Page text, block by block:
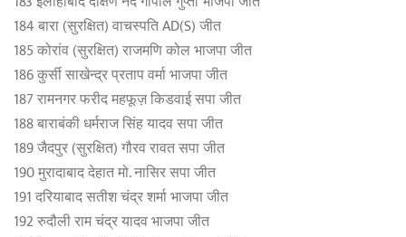
184 बारा (सुरक्षित) वाचस्पत‍ि AD(S) जीत
185 कोरांव (सुरक्षित) राजमणि कोल भाजपा जीत
186 कुर्सी साखेन्द्र प्रताप वर्मा भाजपा जीत
187 रामनगर फरीद महफूज़ किडवाई सपा जीत
188 बाराबंकी धर्मराज सिंह यादव सपा जीत
189 जैदपुर (सुरक्षित) गौरव रावत सपा जीत
190 मुरादाबाद देहात मो. नासिर सपा जीत
191 दरियाबाद सतीश चंद्र शर्मा भाजपा जीत
192 रुदौली राम चंद्र यादव भाजपा जीत